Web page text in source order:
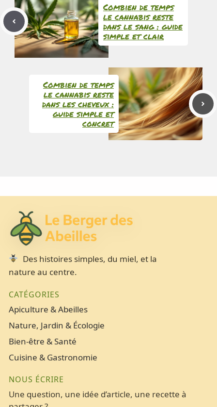
Combien de temps
le cannabis reste
dans le sang : guide
simple et clair
Combien de temps
le cannabis reste
dans les cheveux :
guide simple et
concret
Des histoires simples, du miel, et la
nature au centre.
CATÉGORIES
Apiculture & Abeilles
Nature, Jardin & Écologie
Bien-être & Santé
Cuisine & Gastronomie
NOUS ÉCRIRE
Une question, une idée d’article, une recette à